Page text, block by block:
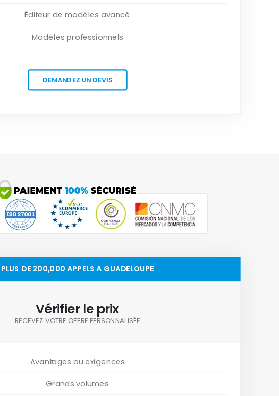
Éditeur de modèles avancé
Modèles professionnels
DEMANDEZ UN DEVIS
PLUS DE 200,000 APPELS A GUADELOUPE
Vérifier le prix
RECEVEZ VOTRE OFFRE PERSONNALISÉE
Avantages ou exigences
Grands volumes